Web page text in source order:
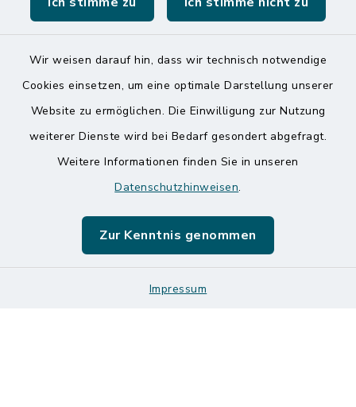
Wir weisen darauf hin, dass wir technisch notwendige
Cookies einsetzen, um eine optimale Darstellung unserer
Website zu ermöglichen. Die Einwilligung zur Nutzung
weiterer Dienste wird bei Bedarf gesondert abgefragt.
Weitere Informationen finden Sie in unseren
Datenschutzhinweisen.
Zur Kenntnis genommen
Impressum
Kontakt
Datenschutz
Sitemap
Logos und Designmanual